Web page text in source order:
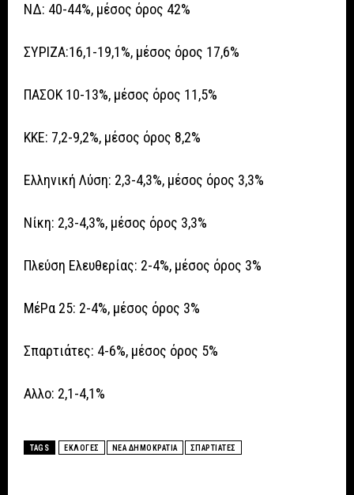
ΝΔ: 40-44%, μέσος όρος 42%
ΣΥΡΙΖΑ:16,1-19,1%, μέσος όρος 17,6%
ΠΑΣΟΚ 10-13%, μέσος όρος 11,5%
ΚΚΕ: 7,2-9,2%, μέσος όρος 8,2%
Ελληνική Λύση: 2,3-4,3%, μέσος όρος 3,3%
Νίκη: 2,3-4,3%, μέσος όρος 3,3%
Πλεύση Ελευθερίας: 2-4%, μέσος όρος 3%
ΜέΡα 25: 2-4%, μέσος όρος 3%
Σπαρτιάτες: 4-6%, μέσος όρος 5%
Αλλο: 2,1-4,1%
TAGS ΕΚΛΟΓΕΣ ΝΕΑ ΔΗΜΟΚΡΑΤΙΑ ΣΠΑΡΤΙΑΤΕΣ